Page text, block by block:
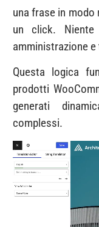
una frase in
un click.
amministrazione
Questa logica
prodotti
generati
complessi.
Video
Player